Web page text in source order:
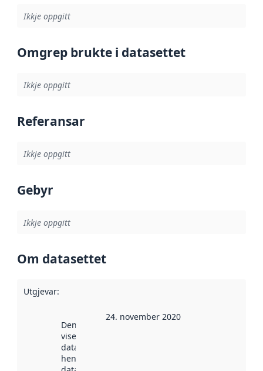
Ikkje oppgitt
Omgrep brukte i datasettet
Ikkje oppgitt
Referansar
Ikkje oppgitt
Gebyr
Ikkje oppgitt
Om datasettet
Utgjevar:
Denne datoen
viser når
datasettet vart
henta inn av
24. november 2020